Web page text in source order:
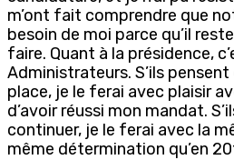
m’ont fait comprendre que
besoin de moi parce qu’il
faire. Quant à la présidence,
Administrateurs. S’ils
place, je le ferai avec plaisir
d’avoir réussi mon mandat.
continuer, je le ferai avec la
même détermination qu’en